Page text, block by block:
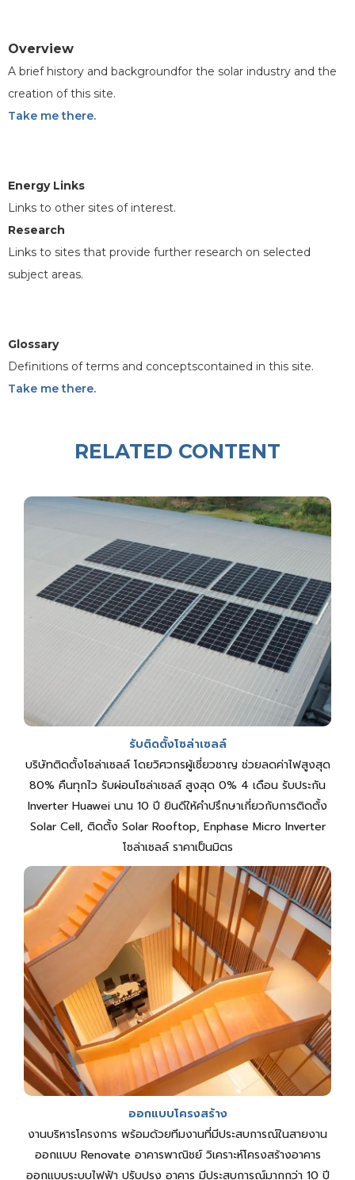
Overview
A brief history and backgroundfor the solar industry and the
creation of this site.
Take me there.
Energy Links
Links to other sites of interest.
Research
Links to sites that provide further research on selected
subject areas.
Glossary
Definitions of terms and conceptscontained in this site.
Take me there.
RELATED CONTENT
รับติดตั้งโซล่าเซลล์
บริษัทติดตั้งโซล่าเซลล์ โดยวิศวกรผู้เชี่ยวชาญ ช่วยลดค่าไฟสูงสุด
80% คืนทุกไว รับผ่อนโซล่าเซลล์ สูงสุด 0% 4 เดือน รับประกัน
Inverter Huawei นาน 10 ปี ยินดีให้คำปรึกษาเกี่ยวกับการติดตั้ง
Solar Cell, ติดตั้ง Solar Rooftop, Enphase Micro Inverter
โซล่าเซลล์ ราคาเป็นมิตร
ออกแบบโครงสร้าง
งานบริหารโครงการ พร้อมด้วยทีมงานที่มีประสบการณ์ในสายงาน
ออกแบบ Renovate อาคารพาณิชย์ วิเคราะห์โครงสร้างอาคาร
ออกแบบระบบไฟฟ้า ปรับปรุง อาคาร มีประสบการณ์มากกว่า 10 ปี